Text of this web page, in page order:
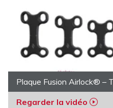
Plaque Fusion Airlock® –
Regarder la vidéo